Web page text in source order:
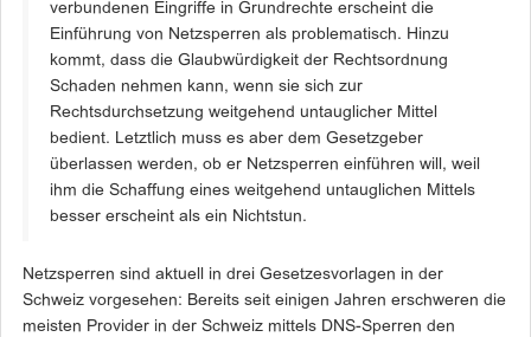
verbundenen Eingriffe in Grundrechte erscheint die
Einführung von Netzsperren als problematisch. Hinzu
kommt, dass die Glaubwürdigkeit der Rechtsordnung
Schaden nehmen kann, wenn sie sich zur
Rechtsdurchsetzung weitgehend untauglicher Mittel
bedient. Letztlich muss es aber dem Gesetzgeber
überlassen werden, ob er Netzsperren einführen will, weil
ihm die Schaffung eines weitgehend untauglichen Mittels
besser erscheint als ein Nichtstun.
Netzsperren sind aktuell in drei Gesetzesvorlagen in der
Schweiz vorgesehen: Bereits seit einigen Jahren erschweren die
meisten Provider in der Schweiz mittels DNS-Sperren den